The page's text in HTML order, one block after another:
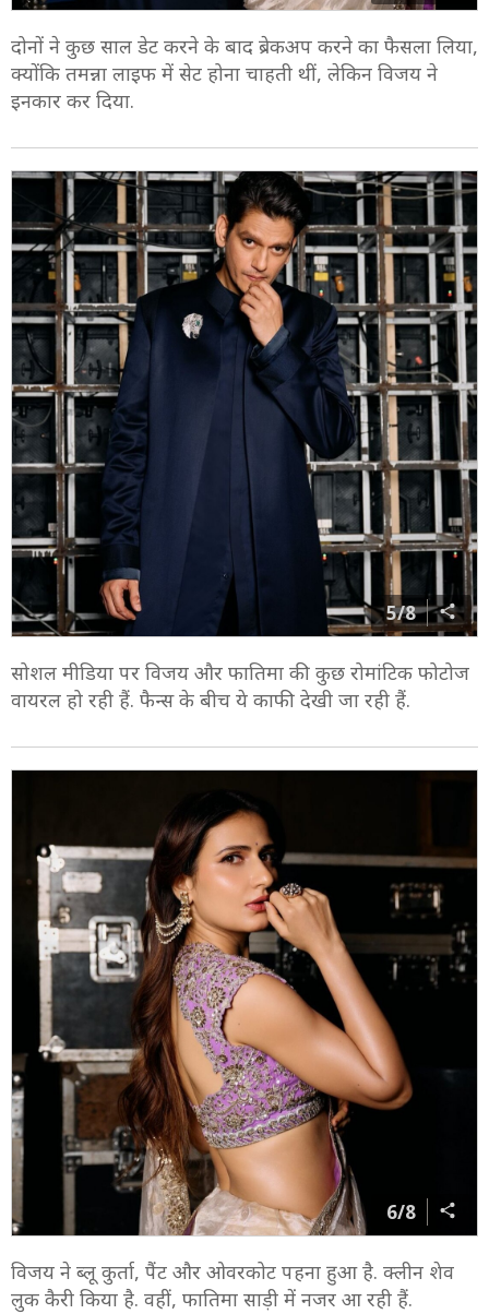
दोनों ने कुछ साल डेट करने के बाद ब्रेकअप करने का फैसला लिया,
क्योंकि तमन्ना लाइफ में सेट होना चाहती थीं, लेकिन विजय ने
इनकार कर दिया.
5/8
सोशल मीडिया पर विजय और फातिमा की कुछ रोमांटिक फोटोज
वायरल हो रही हैं. फैन्स के बीच ये काफी देखी जा रही हैं.
6/8
विजय ने ब्लू कुर्ता, पैंट और ओवरकोट पहना हुआ है. क्लीन शेव
लुक कैरी किया है. वहीं, फातिमा साड़ी में नजर आ रही हैं.